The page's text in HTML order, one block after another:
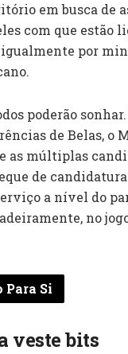
em busca de
com que estão
igualmente por
poderão
de Belas, o
as múltiplas
de
a nível do
no
Para Si
veste bits